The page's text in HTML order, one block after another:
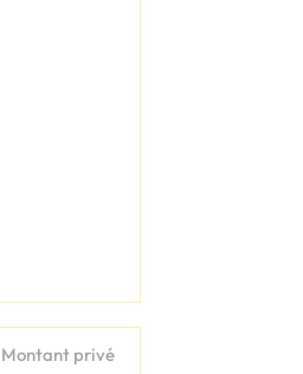
Montant privé